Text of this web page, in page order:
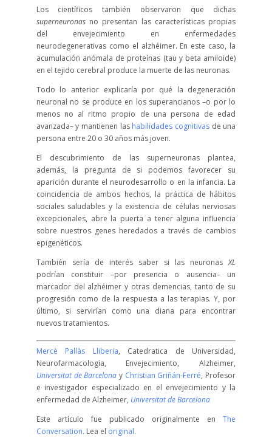
Los científicos también observaron que dichas
superneuronasno presentan las características propias
del envejecimiento en enfermedades
neurodegenerativas como el alzhéimer. En este caso, la
acumulación anómala de proteínas (tau y beta amiloide)
en el tejido cerebral produce la muerte de las neuronas.
Todo lo anterior explicaría por qué la degeneración
neuronal no se produce en los superancianos –o por lo
menos no al ritmo propio de una persona de edad
avanzada– y mantienen las habilidades cognitivasde una
persona entre 20 o 30 años más joven.
El descubrimiento de las superneuronas plantea,
además, la pregunta de si podemos favorecer su
aparición durante el neurodesarrollo o en la infancia. La
coincidencia de ambos hechos, la práctica de hábitos
sociales saludables y la existencia de células nerviosas
excepcionales, abre la puerta a tener alguna influencia
sobre nuestros genes heredados a través de cambios
epigenéticos.
También sería de interés saber si las neuronasXL
podrían constituir –por presencia o ausencia– un
marcador del alzhéimer y otras demencias, tanto de su
progresión como de la respuesta a las terapias. Y, por
último, si servirían como una diana para encontrar
nuevos tratamientos.
Mercè Pallàs Lliberia, Catedratica de Universidad,
Neurofarmacologia, Envejecimiento, Alzheimer,
Universitat de Barcelona y Christian Griñán-Ferré, Profesor
e investigador especializado en el envejecimiento y la
enfermedad de Alzheimer, Universitat de Barcelona
Este artículo fue publicado originalmente enThe
Conversation. Lea el original.